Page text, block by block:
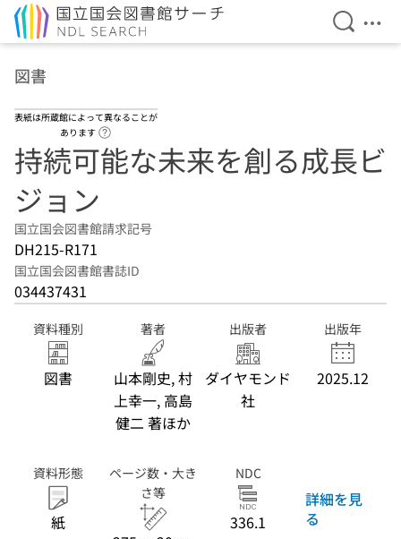
検索を
メ
図書
表紙は所蔵館によって異なることが
あります
持続可能な未来を創る成長ビ
ジョン
国立国会図書館請求記号
DH215-R171
国立国会図書館書誌ID
034437431
資料種別
図書
著者
山本剛史, 村
上幸一, 高島
健二 著ほか
出版者
ダイヤモンド
社
出版年
2025.12
資料形態
紙
ページ数・大き
さ等
NDC
336.1
詳細を見
る